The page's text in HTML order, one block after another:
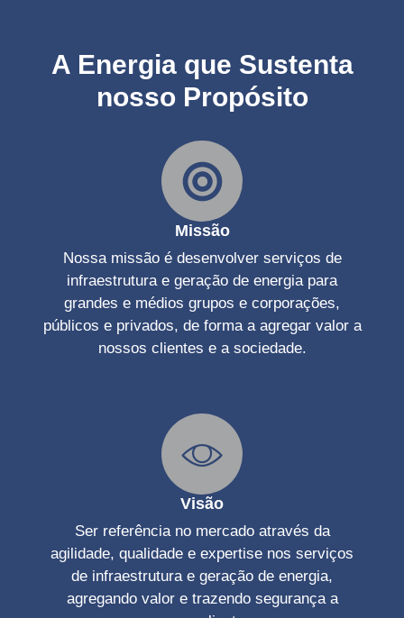
A Energia que Sustenta
nosso Propósito
Missão
Nossa missão é desenvolver serviços de
infraestrutura e geração de energia para
grandes e médios grupos e corporações,
públicos e privados, de forma a agregar valor a
nossos clientes e a sociedade.
Visão
Ser referência no mercado através da
agilidade, qualidade e expertise nos serviços
de infraestrutura e geração de energia,
agregando valor e trazendo segurança a